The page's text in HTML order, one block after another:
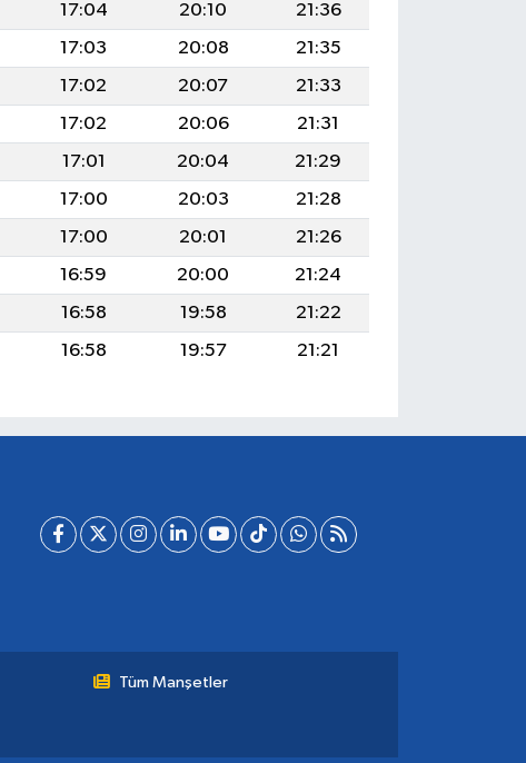
17:04 20:10
21:36
17:03 20:08
21:35
17:02 20:07
21:33
17:02 20:06
21:31
17:01 20:04
21:29
17:00 20:03
21:28
17:00 20:01
21:26
16:59 20:00
21:24
16:58 19:58
21:22
16:58 19:57 21:21
Tüm Manşetler